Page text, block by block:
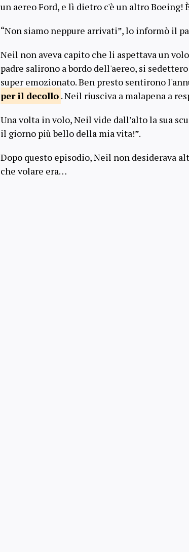
un aereo Ford, e lì dietro c'è un altro Boeing!
“Non siamo neppure arrivati”, lo informò il
Neil non aveva capito che li aspettava un
padre salirono a bordo dell'aereo, si
super emozionato. Ben presto sentirono
per il decollo . Neil riusciva a malapena a
Una volta in volo, Neil vide dall’alto la sua
il giorno più bello della mia vita!”.
Dopo questo episodio, Neil non desiderava
che volare era…